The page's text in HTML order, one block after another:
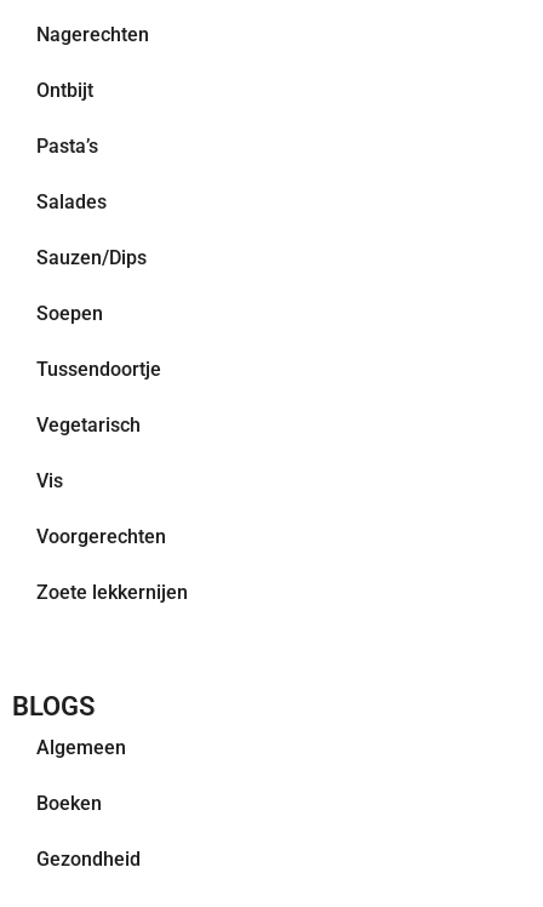
Nagerechten
Ontbijt
Pasta’s
Salades
Sauzen/Dips
Soepen
Tussendoortje
Vegetarisch
Vis
Voorgerechten
Zoete lekkernijen
BLOGS
Algemeen
Boeken
Gezondheid